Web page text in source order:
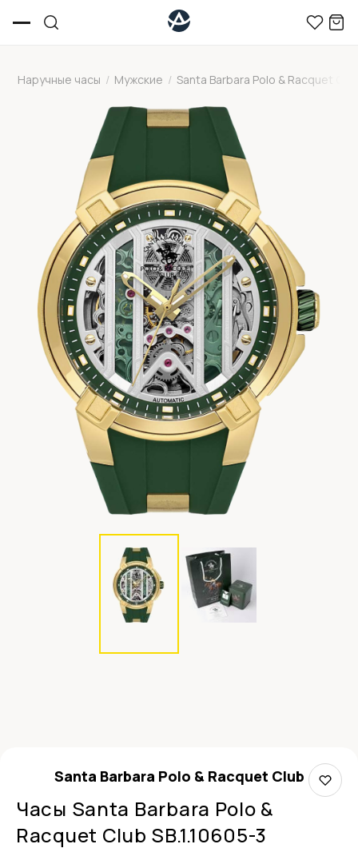
Наручные часы / Мужские / Santa Barbara Polo & Racquet
Santa Barbara Polo & Racquet Club
Часы Santa Barbara Polo &
Racquet Club SB.1.10605-3